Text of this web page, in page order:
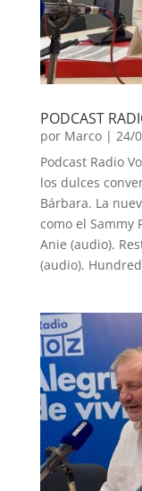
PODCAST
por Marco| 24/
Podcast Radio
los dulces
Bárbara. La
como el Sammy
Anie (audio).
(audio).